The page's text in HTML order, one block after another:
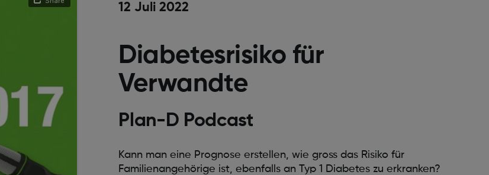
12 Juli 2022
Diabetesrisiko für
Verwandte
Plan-D Podcast
Kann man eine Prognose erstellen, wie gross das Risiko für
Familienangehörige ist, ebenfalls an Typ 1 Diabetes zu erkranken?